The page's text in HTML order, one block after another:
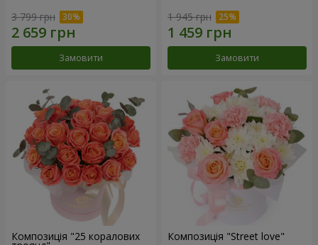
3 799 грн
Замовити
1 945 грн
Замовити
Композиція "25 коралових Композиція "Street love"